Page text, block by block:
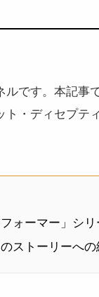
ルです。本記事
ト・ディセプテ
ォーマー」シ
ストーリーへ